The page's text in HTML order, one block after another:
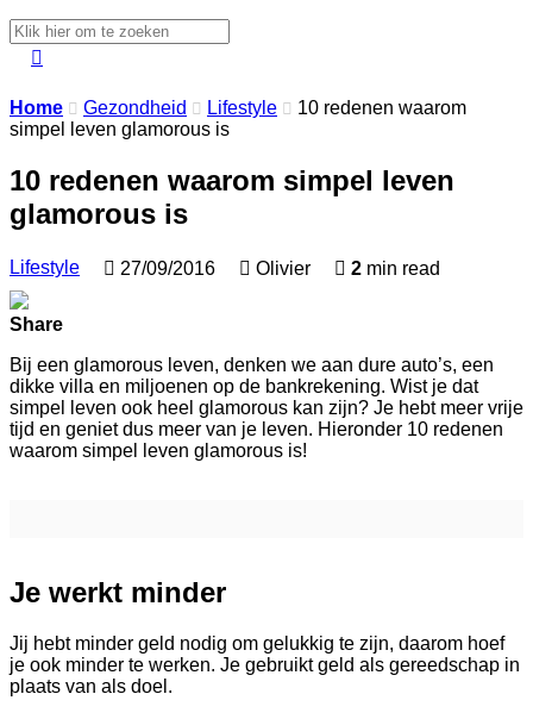

Home  Gezondheid  Lifestyle  10 redenen waarom
simpel leven glamorous is
10 redenen waarom simpel leven
glamorous is
Lifestyle  27/09/2016  Olivier  2 min read
Share
Bij een glamorous leven, denken we aan dure auto’s, een
dikke villa en miljoenen op de bankrekening. Wist je dat
simpel leven ook heel glamorous kan zijn? Je hebt meer vrije
tijd en geniet dus meer van je leven. Hieronder 10 redenen
waarom simpel leven glamorous is!
Je werkt minder
Jij hebt minder geld nodig om gelukkig te zijn, daarom hoef
je ook minder te werken. Je gebruikt geld als gereedschap in
plaats van als doel.